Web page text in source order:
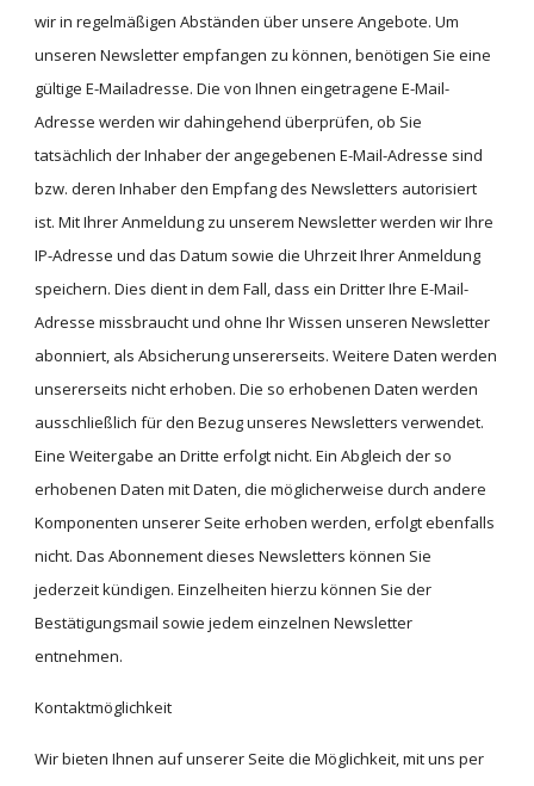
wir in regelmäßigen Abständen über unsere Angebote. Um
unseren Newsletter empfangen zu können, benötigen Sie eine
gültige E-Mailadresse. Die von Ihnen eingetragene E-Mail-
Adresse werden wir dahingehend überprüfen, ob Sie
tatsächlich der Inhaber der angegebenen E-Mail-Adresse sind
bzw. deren Inhaber den Empfang des Newsletters autorisiert
ist. Mit Ihrer Anmeldung zu unserem Newsletter werden wir Ihre
IP-Adresse und das Datum sowie die Uhrzeit Ihrer Anmeldung
speichern. Dies dient in dem Fall, dass ein Dritter Ihre E-Mail-
Adresse missbraucht und ohne Ihr Wissen unseren Newsletter
abonniert, als Absicherung unsererseits. Weitere Daten werden
unsererseits nicht erhoben. Die so erhobenen Daten werden
ausschließlich für den Bezug unseres Newsletters verwendet.
Eine Weitergabe an Dritte erfolgt nicht. Ein Abgleich der so
erhobenen Daten mit Daten, die möglicherweise durch andere
Komponenten unserer Seite erhoben werden, erfolgt ebenfalls
nicht. Das Abonnement dieses Newsletters können Sie
jederzeit kündigen. Einzelheiten hierzu können Sie der
Bestätigungsmail sowie jedem einzelnen Newsletter
entnehmen.
Kontaktmöglichkeit
Wir bieten Ihnen auf unserer Seite die Möglichkeit, mit uns per